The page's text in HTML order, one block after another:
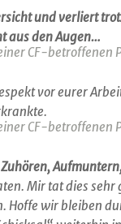
und verliert
aus den Augen…
CF-betroffenen
vor eurer
CF-betroffenen
Zuhören,
Mir tat dies sehr
Hoffe wir bleiben